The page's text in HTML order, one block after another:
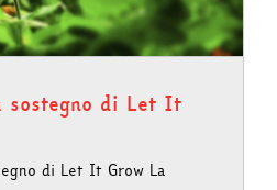
sostegno di Let It
di Let It Grow La